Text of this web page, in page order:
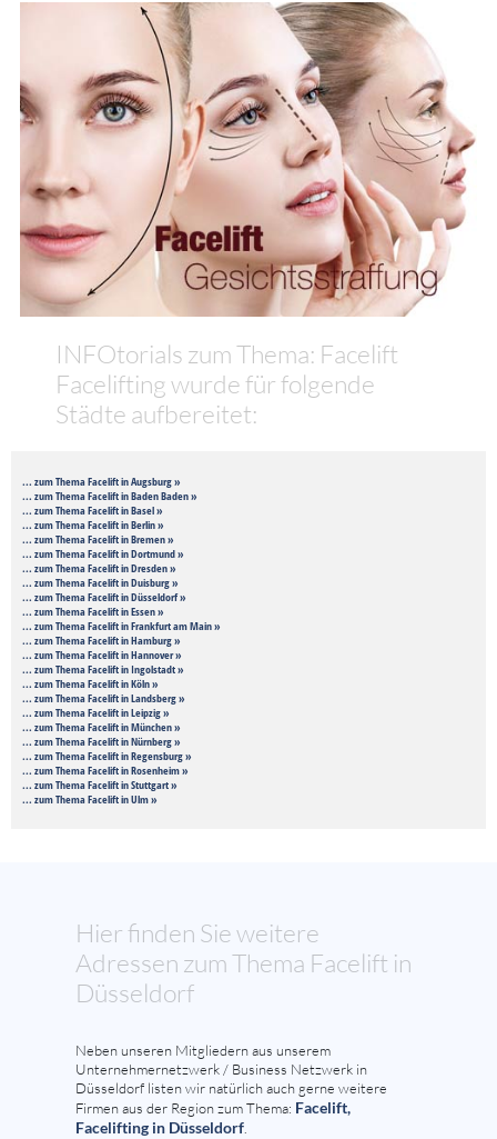
INFOtorials zum Thema: Facelift
Facelifting wurde für folgende
Städte aufbereitet:
... zum Thema Facelift in Augsburg »
... zum Thema Facelift in Baden Baden »
... zum Thema Facelift in Basel »
... zum Thema Facelift in Berlin »
... zum Thema Facelift in Bremen »
... zum Thema Facelift in Dortmund »
... zum Thema Facelift in Dresden »
... zum Thema Facelift in Duisburg »
... zum Thema Facelift in Düsseldorf »
... zum Thema Facelift in Essen »
... zum Thema Facelift in Frankfurt am Main »
... zum Thema Facelift in Hamburg »
... zum Thema Facelift in Hannover »
... zum Thema Facelift in Ingolstadt »
... zum Thema Facelift in Köln »
... zum Thema Facelift in Landsberg »
... zum Thema Facelift in Leipzig »
... zum Thema Facelift in München »
... zum Thema Facelift in Nürnberg »
... zum Thema Facelift in Regensburg »
... zum Thema Facelift in Rosenheim »
... zum Thema Facelift in Stuttgart »
... zum Thema Facelift in Ulm »
Hier finden Sie weitere
Adressen zum Thema Facelift in
Düsseldorf
Neben unseren Mitgliedern aus unserem
Unternehmernetzwerk / Business Netzwerk in
Düsseldorf listen wir natürlich auch gerne weitere
Firmen aus der Region zum Thema: Facelift,
Facelifting in Düsseldorf.